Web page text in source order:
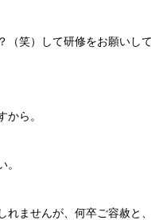
笑）して研修をお願いし
ら。
ませんが、何卒ご容赦と